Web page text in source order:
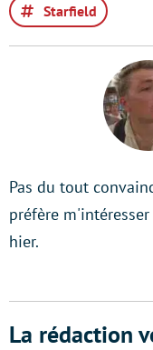
Starfield
Pas du tout
préfère
hier.
La rédaction